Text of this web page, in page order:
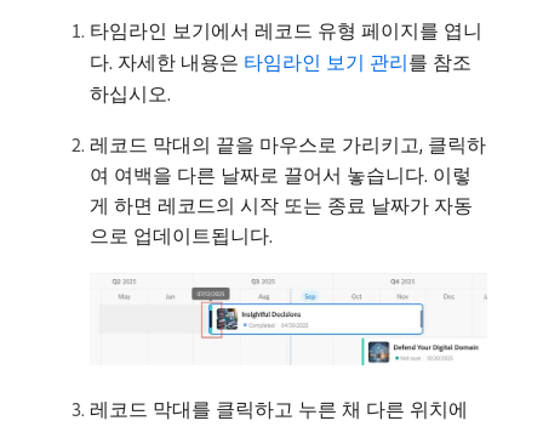
타임라인 보기에서 레코드 유형 페이지를 엽니
다. 자세한 내용은 타임라인 보기 관리를 참조
하십시오.
레코드 막대의 끝을 마우스로 가리키고, 클릭하
여 여백을 다른 날짜로 끌어서 놓습니다. 이렇
게 하면 레코드의 시작 또는 종료 날짜가 자동
으로 업데이트됩니다.
레코드 막대를 클릭하고 누른 채 다른 위치에